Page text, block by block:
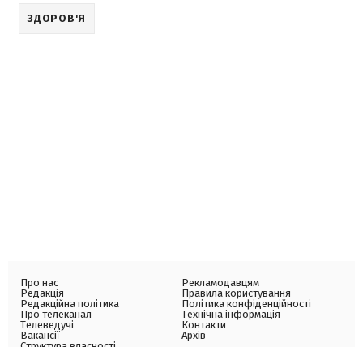
ЗДОРОВ'Я
Про нас
Редакція
Редакційна політика
Про телеканал
Телеведучі
Вакансії
Рекламодавцям
Правила користування
Політика конфіденційності
Технічна інформація
Контакти
Архів